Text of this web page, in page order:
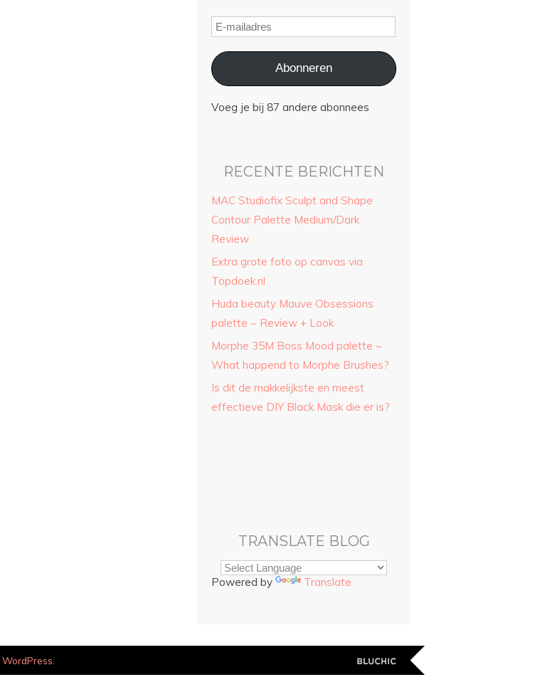
Abonneren
Voeg je bij 87 andere abonnees
RECENTE BERICHTEN
MAC Studiofix Sculpt and Shape
Contour Palette Medium/Dark
Review
Extra grote foto op canvas via
Topdoek.nl
Huda beauty Mauve Obsessions
palette ~ Review + Look
Morphe 35M Boss Mood palette ~
What happend to Morphe Brushes?
Is dit de makkelijkste en meest
effectieve DIY Black Mask die er is?
TRANSLATE BLOG
Powered by Translate
WordPress